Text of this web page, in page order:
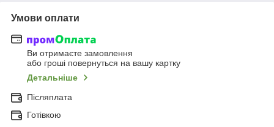
Умови оплати
Ви отримаєте замовлення
або гроші повернуться на вашу картку
Детальніше
Післяплата
Готівкою